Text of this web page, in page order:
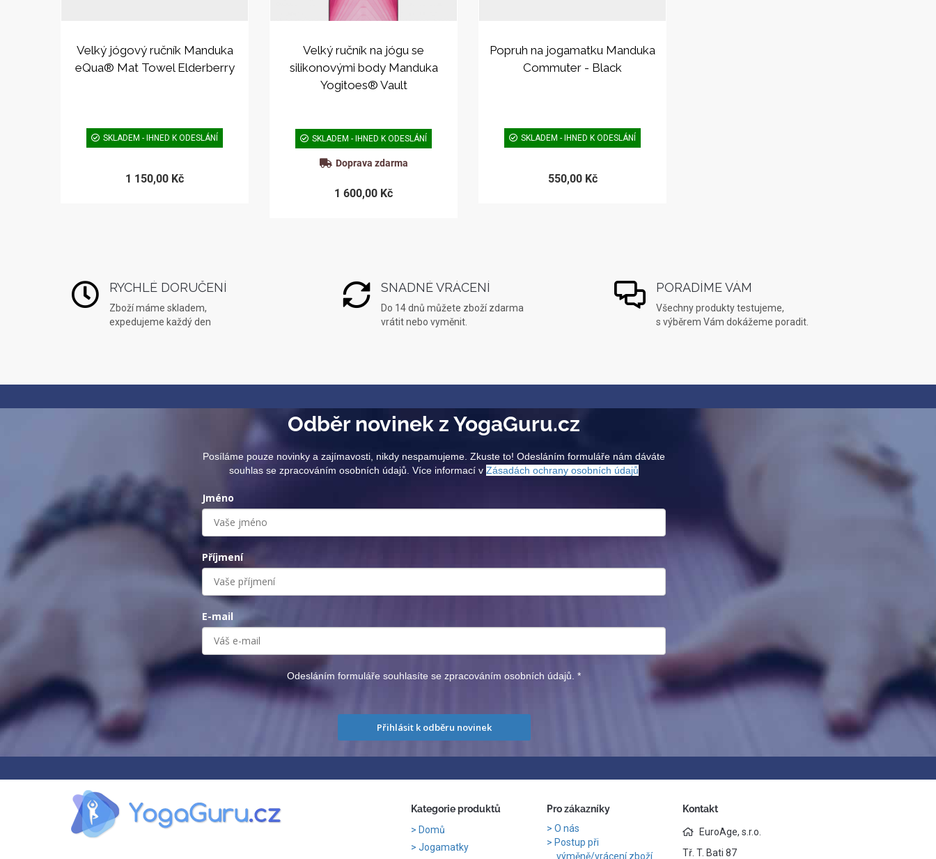
Velký jógový ručník Manduka
eQua® Mat Towel Elderberry
SKLADEM - IHNED K ODESLÁNÍ
1 150,00 Kč
Velký ručník na jógu se
silikonovými body Manduka
Yogitoes® Vault
SKLADEM - IHNED K ODESLÁNÍ
Doprava zdarma
1 600,00 Kč
Popruh na jogamatku Manduka
Commuter - Black
SKLADEM - IHNED K ODESLÁNÍ
550,00 Kč
RYCHLÉ DORUČENÍ
Zboží máme skladem,
expedujeme každý den
SNADNÉ VRÁCENÍ
Do 14 dnů můžete zboží zdarma
vrátit nebo vyměnit.
PORADÍME VÁM
Všechny produkty testujeme,
s výběrem Vám dokážeme poradit.
Odběr novinek z YogaGuru.cz
Posíláme pouze novinky a zajímavosti, nikdy nespamujeme. Zkuste to! Odesláním formuláře nám dáváte
souhlas se zpracováním osobních údajů. Více informací vZásadách ochrany osobních údajů
Jméno
Příjmení
E-mail
Odesláním formuláře souhlasíte se zpracováním osobních údajů.*
Přihlásit k odběru novinek
Kategorie produktů
Domů
Jogamatky
Pro zákazníky
O nás
Postup při
výměně/vrácení zboží
Kontakt
EuroAge, s.r.o.
Tř. T. Bati 87